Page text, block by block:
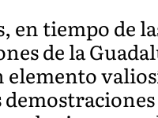
en tiempo de
de la
elemento
demostraciones